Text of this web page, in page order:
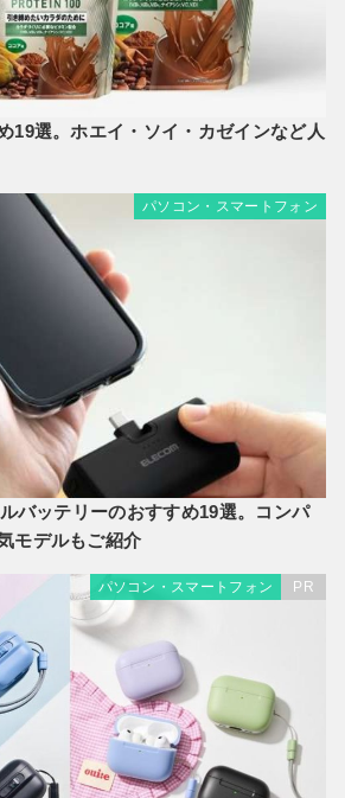
19選。ホエイ・ソイ・カゼインなど人
パソコン・スマートフォン
バッテリーのおすすめ19選。コンパ
モデルもご紹介
パソコン・スマートフォン PR